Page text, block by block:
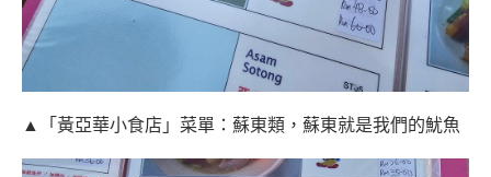
▲「黃亞華小食店」菜單：蘇東類，蘇東就是我們的魷魚